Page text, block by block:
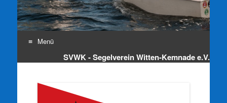
Menü
Zum
springen
SVWK - Segelverein Witten-Kemnade e.V.